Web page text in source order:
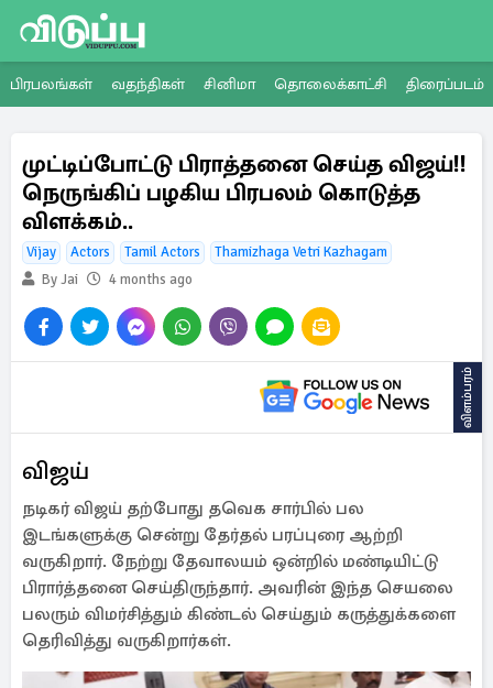
பிரபலங்கள் வதந்திகள் சினிமா தொலைக்காட்சி திரைப்படம்
முட்டிப்போட்டு பிராத்தனை செய்த விஜய்!!
நெருங்கிப் பழகிய பிரபலம் கொடுத்த
விளக்கம்..
Vijay Actors Tamil Actors
Thamizhaga Vetri Kazhagam
By Jai
4 months ago
விளம்பரம்
விஜய்
நடிகர் விஜய் தற்போது தவெக சார்பில் பல
இடங்களுக்கு சென்று தேர்தல் பரப்புரை ஆற்றி
வருகிறார். நேற்று தேவாலயம் ஒன்றில் மண்டியிட்டு
பிரார்த்தனை செய்திருந்தார். அவரின் இந்த செயலை
பலரும் விமர்சித்தும் கிண்டல் செய்தும் கருத்துக்களை
தெரிவித்து வருகிறார்கள்.